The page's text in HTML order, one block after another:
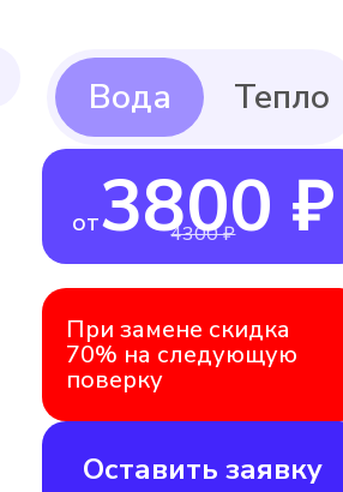
от3800 ₽
4300 ₽
При замене скидка
70% на следующую
поверку
Оставить заявку